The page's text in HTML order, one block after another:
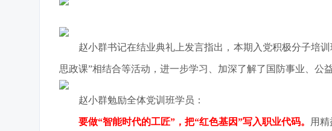
赵小群书记在结业典礼上发言指出，本期入党积极分子培
思政课”相结合等活动，进一步学习、加深了解了国防事业、公
赵小群勉励全体党训班学员：
要做“智能时代的工匠”，把“红色基因”写入职业代码。 用